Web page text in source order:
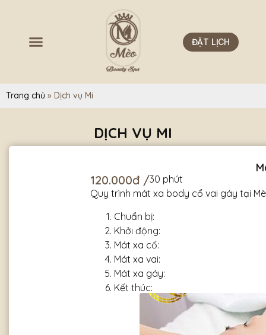
ĐẶT LỊCH
Trang chủ » Dịch vụ Mi
DỊCH VỤ MI
120.000đ /30 phút
Quy trình mát xa body cổ vai gáy tại
Chuẩn bị:
Khởi động:
Mát xa cổ:
Mát xa vai:
Mát xa gáy:
Kết thúc: